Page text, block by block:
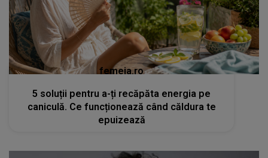
femeia.ro
5 soluții pentru a-ți recăpăta energia pe
caniculă. Ce funcționează când căldura te
epuizează